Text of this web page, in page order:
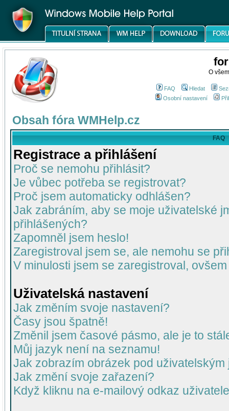
O
FAQ Hledat
Osobní nastavení
Obsah fóra WMHelp.cz
FAQ
Registrace a přihlášení
Proč se nemohu přihlásit?
Je vůbec potřeba se registrovat?
Proč jsem automaticky odhlášen?
Jak zabráním, aby se moje uživatelské
přihlášených?
Zapomněl jsem heslo!
Zaregistroval jsem se, ale nemohu se
V minulosti jsem se zaregistroval,
Uživatelská nastavení
Jak změním svoje nastavení?
Časy jsou špatně!
Změnil jsem časové pásmo, ale je to
Můj jazyk není na seznamu!
Jak zobrazím obrázek pod uživatelským
Jak změní svoje zařazení?
Když kliknu na e-mailový odkaz